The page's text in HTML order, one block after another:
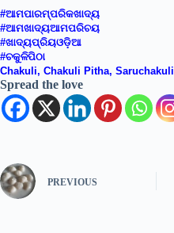
#ଆମପାରମ୍ପରିକଖାଦ୍ୟ
#ଆମଖାଦ୍ୟଆମପରିଚୟ
#ଖାଦ୍ୟପ୍ରିୟଓଡ଼ିଆ
#ଚକୁଳିପିଠା
Chakuli, Chakuli Pitha, Saruchakuli
Spread the love
PREVIOUS